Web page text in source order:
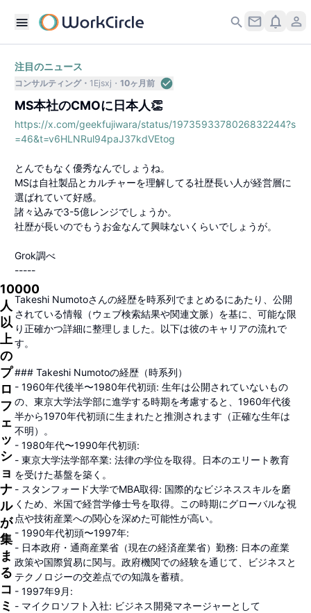
10000
人
以
上
の
プ
ロ
フ
ェ
ッ
シ
ョ
ナ
ル
が
集
ま
る
コ
ミ
注目のニュース
コンサルティング 1Ejsxj 10ヶ月前
MS本社のCMOに日本人👏
https://x.com/geekfujiwara/status/1973593378026832244?s
=46&t=v6HLNRul94paJ37kdVEtog
とんでもなく優秀なんでしょうね。
MSは自社製品とカルチャーを理解してる社歴長い人が経営層に
選ばれていて好感。
諸々込みで3-5億レンジでしょうか。
社歴が長いのでもうお金なんて興味ないくらいでしょうが。
Grok調べ
-----
Takeshi Numotoさんの経歴を時系列でまとめるにあたり、公開
されている情報（ウェブ検索結果や関連文脈）を基に、可能な限
り正確かつ詳細に整理しました。以下は彼のキャリアの流れで
す。
### Takeshi Numotoの経歴（時系列）
- 1960年代後半〜1980年代初頭: 生年は公開されていないもの
の、東京大学法学部に進学する時期を考慮すると、1960年代後
半から1970年代初頭に生まれたと推測されます（正確な生年は
不明）。
- 1980年代〜1990年代初頭:
- 東京大学法学部卒業: 法律の学位を取得。日本のエリート教育
を受けた基盤を築く。
- スタンフォード大学でMBA取得: 国際的なビジネススキルを磨
くため、米国で経営学修士号を取得。この時期にグローバルな視
点や技術産業への関心を深めた可能性が高い。
- 1990年代初頭〜1997年:
- 日本政府・通商産業省（現在の経済産業省）勤務: 日本の産業
政策や国際貿易に関与。政府機関での経験を通じて、ビジネスと
テクノロジーの交差点での知識を蓄積。
- 1997年9月:
- マイクロソフト入社: ビジネス開発マネージャーとして